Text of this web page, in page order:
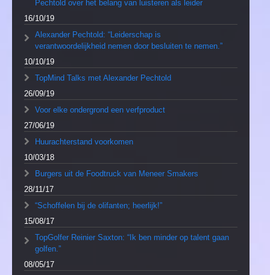
Pechtold over het belang van luisteren als leider
16/10/19
Alexander Pechtold: “Leiderschap is
verantwoordelijkheid nemen door besluiten te nemen.”
10/10/19
TopMind Talks met Alexander Pechtold
26/09/19
Voor elke ondergrond een verfproduct
27/06/19
Huurachterstand voorkomen
10/03/18
Burgers uit de Foodtruck van Meneer Smakers
28/11/17
“Schoffelen bij de olifanten; heerlijk!”
15/08/17
TopGolfer Reinier Saxton: “Ik ben minder op talent gaan
golfen.”
08/05/17